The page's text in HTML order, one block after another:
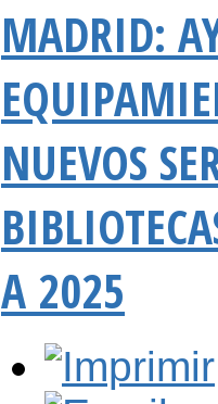
MADRID:
NUEVOS
A 2025